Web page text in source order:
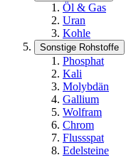
Öl & Gas
Uran
Kohle
Sonstige Rohstoffe
Phosphat
Kali
Molybdän
Gallium
Wolfram
Chrom
Flussspat
Edelsteine